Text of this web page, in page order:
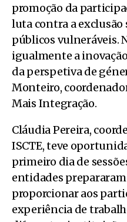
promoção da
luta contra a exclusão
públicos vulneráveis.
igualmente a
da perspetiva de
Monteiro,
Mais Integração.
Cláudia Pereira,
ISCTE, teve
primeiro dia de
entidades
proporcionar aos
experiência de